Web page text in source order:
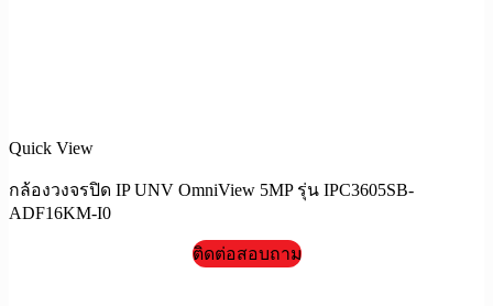
Quick View
กล้องวงจรปิด IP UNV OmniView 5MP รุ่น IPC3605SB-
ADF16KM-I0
ติดต่อสอบถาม